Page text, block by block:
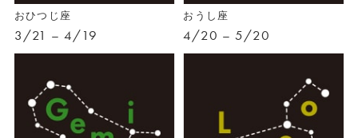
おひつじ座
3/21 – 4/19
おうし座
4/20 – 5/20